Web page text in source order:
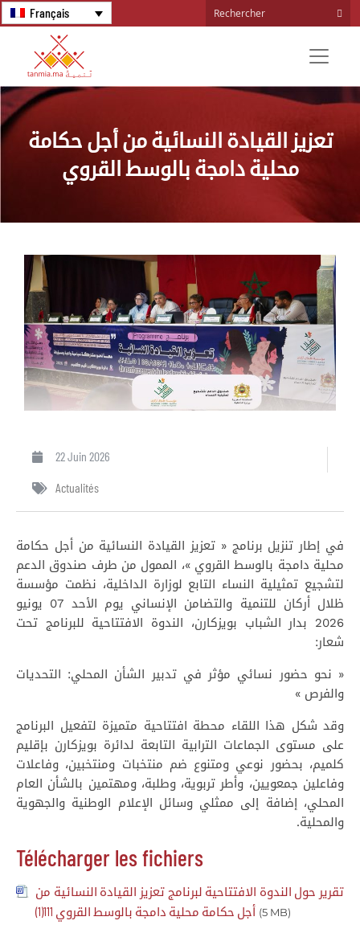
Français
تعزيز القيادة النسائية من أجل حكامة
محلية دامجة بالوسط القروي
22 Juin 2026
Actualités
في إطار تنزيل برنامج « تعزيز القيادة النسائية من أجل حكامة
محلية دامجة بالوسط القروي »، الممول من طرف صندوق الدعم
لتشجيع تمثيلية النساء التابع لوزارة الداخلية، نظمت مؤسسة
ظلال أركان للتنمية والتضامن الإنساني يوم الأحد 07 يونيو
2026 بدار الشباب بويزكارن، الندوة الافتتاحية للبرنامج تحت
شعار:
« نحو حضور نسائي مؤثر في تدبير الشأن المحلي: التحديات
والفرص »
وقد شكل هذا اللقاء محطة افتتاحية متميزة لتفعيل البرنامج
على مستوى الجماعات الترابية التابعة لدائرة بويزكارن بإقليم
كلميم، بحضور نوعي ومتنوع ضم منتخبات ومنتخبين، وفاعلات
وفاعلين جمعويين، وأطر تربوية، وطلبة، ومهتمين بالشأن العام
المحلي، إضافة إلى ممثلي وسائل الإعلام الوطنية والجهوية
والمحلية.
Télécharger les fichiers
تقرير حول الندوة الافتتاحية لبرنامج تعزيز القيادة النسائية من
أجل حكامة محلية دامجة بالوسط القروي 111(1)
(5 MB)